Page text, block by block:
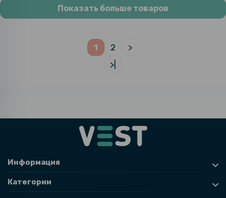
Показать больше товаров
1 2
>
>|
Информация
Категории